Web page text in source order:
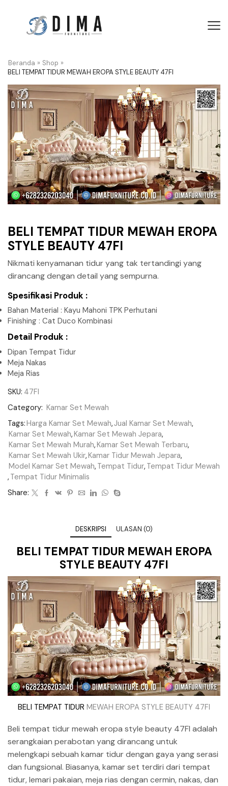
Beranda » Shop »
BELI TEMPAT TIDUR MEWAH EROPA STYLE BEAUTY 47FI
BELI TEMPAT TIDUR MEWAH EROPA
STYLE BEAUTY 47FI
Nikmati kenyamanan tidur yang tak tertandingi yang
dirancang dengan detail yang sempurna.
Spesifikasi Produk :
Bahan Material : Kayu Mahoni TPK Perhutani
Finishing : Cat Duco Kombinasi
Detail Produk :
Dipan Tempat Tidur
Meja Nakas
Meja Rias
SKU: 47FI
Category: Kamar Set Mewah
Tags:Harga Kamar Set Mewah,Jual Kamar Set Mewah,
Kamar Set Mewah,Kamar Set Mewah Jepara,
Kamar Set Mewah Murah,Kamar Set Mewah Terbaru,
Kamar Set Mewah Ukir,Kamar Tidur Mewah Jepara,
Model Kamar Set Mewah, Tempat Tidur, Tempat Tidur Mewah
, Tempat Tidur Minimalis
Share:
DESKRIPSI ULASAN (0)
BELI TEMPAT TIDUR MEWAH EROPA
STYLE BEAUTY 47FI
BELI TEMPAT TIDUR MEWAH EROPA STYLE BEAUTY 47FI
Beli tempat tidur mewah eropa style beauty 47FI adalah
serangkaian perabotan yang dirancang untuk
melengkapi sebuah kamar tidur dengan gaya yang serasi
dan fungsional. Biasanya, kamar set terdiri dari tempat
tidur, lemari pakaian, meja rias dengan cermin, nakas, dan